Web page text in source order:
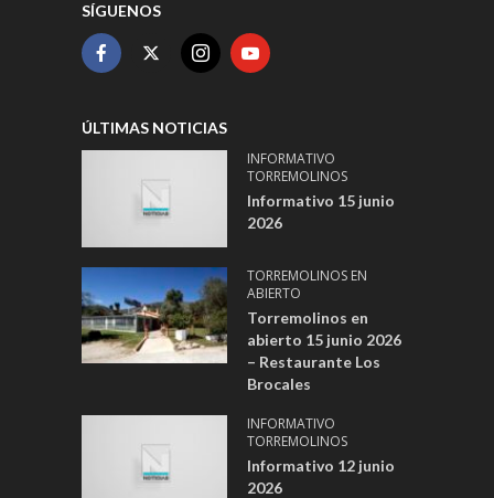
SÍGUENOS
ÚLTIMAS NOTICIAS
INFORMATIVO
TORREMOLINOS
Informativo 15 junio
2026
TORREMOLINOS EN
ABIERTO
Torremolinos en
abierto 15 junio 2026
– Restaurante Los
Brocales
INFORMATIVO
TORREMOLINOS
Informativo 12 junio
2026